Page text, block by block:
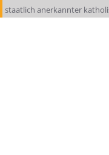
staatlich anerkannter